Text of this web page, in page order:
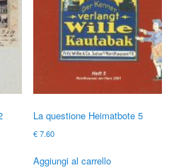
La questione Heimatbote 5
€7.60
Aggiungi al carrello